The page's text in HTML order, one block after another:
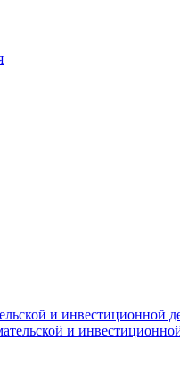
и инвестиционной
и инвестиционной